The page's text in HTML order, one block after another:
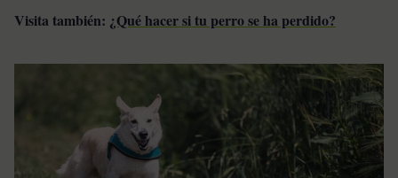
Visita también: ¿Qué hacer si tu perro se ha perdido?